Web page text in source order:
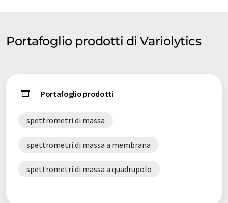
Portafoglio prodotti di Variolytics
Portafoglio prodotti
spettrometri di massa
spettrometri di massa a membrana
spettrometri di massa a quadrupolo